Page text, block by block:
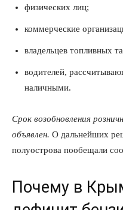
физических лиц;
коммерческие
владельцев топливных
водителей,
наличными.
Срок возобновления
объявлен. О дальнейших
полуострова пообещали
Почему в